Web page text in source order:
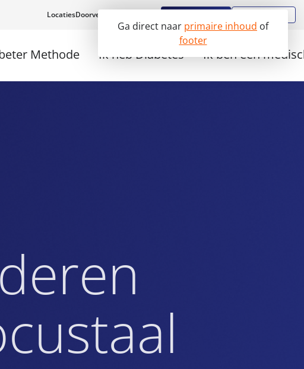
Ga direct naar primaire inhoud of
footer
Methode Ik heb Diabetes Ik ben een
LocatiesDoorverwijzen